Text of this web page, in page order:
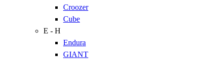
Croozer
Cube
E - H
Endura
GIANT